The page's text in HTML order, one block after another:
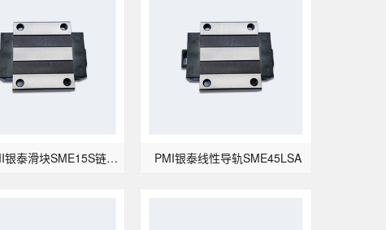
台湾PMI银泰滑块SME15S链带导轨 PMI银泰线性导轨SME45LSA